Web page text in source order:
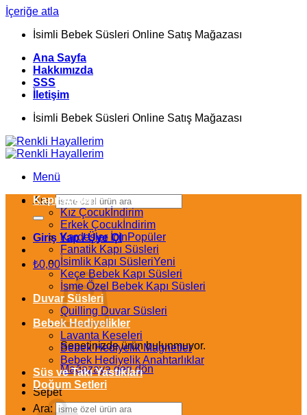
İçeriğe atla
İsimli Bebek Süsleri Online Satış Mağazası
Ana Sayfa
Hakkımızda
SSS
İletişim
İsimli Bebek Süsleri Online Satış Mağazası
Menü
Ara:
Giriş Yap / Üye Ol
₺0,00
Sepetinizde ürün bulunmuyor.
Mağazaya geri dön
Sepet
Kapı Süsleri
Kız Çocuk
Erkek Çocuk
Kardeşler İçin
Fanatik Kapı Süsleri
İsimlik Kapı Süsleri
Keçe Bebek Kapı Süsleri
İsme Özel Bebek Kapı Süsleri
Duvar Süsleri
Quilling Duvar Süsleri
Bebek Hediyelikler
Lavanta Keseleri
Bebek Hediyelik Magnetler
Bebek Hediyelik Anahtarlıklar
Süs ve Takı Yastıkları
Doğum Setleri
Ara: